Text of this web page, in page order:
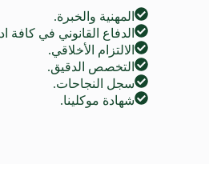
المهنية والخبرة.
الدفاع القانوني في كافة
الالتزام الأخلاقي.
التخصص الدقيق.
سجل النجاحات.
شهادة موكلينا.